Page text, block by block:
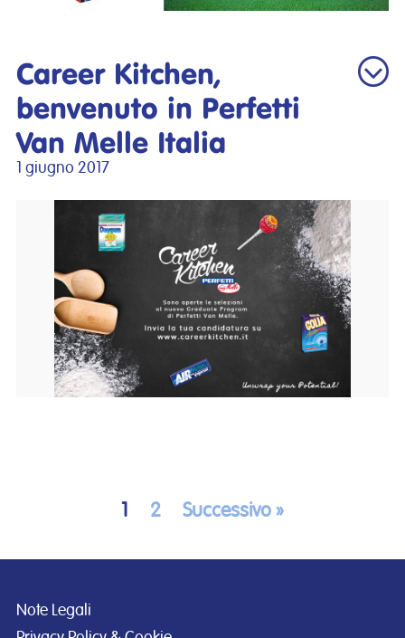
Career Kitchen,
benvenuto in Perfetti
Van Melle Italia
1 giugno 2017
1 2 Successivo »
Note Legali